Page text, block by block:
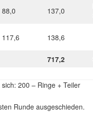
88,0 137,0
117,6 138,6
717,2
200 – Ringe + Teiler
Runde ausgeschieden.